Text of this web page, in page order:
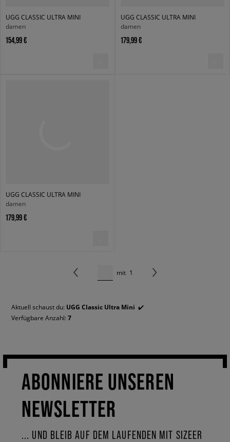
UGG CLASSIC ULTRA MINI
damen
154,99 €
UGG CLASSIC ULTRA MINI
damen
179,99 €
UGG CLASSIC ULTRA MINI
damen
179,99 €
mit 1
Aktuell schaust du: UGG Classic Ultra Mini ✔️
Verfügbare Anzahl: 7
ABONNIERE UNSEREN
NEWSLETTER
... UND BLEIB AUF DEM LAUFENDEN MIT SIZEER